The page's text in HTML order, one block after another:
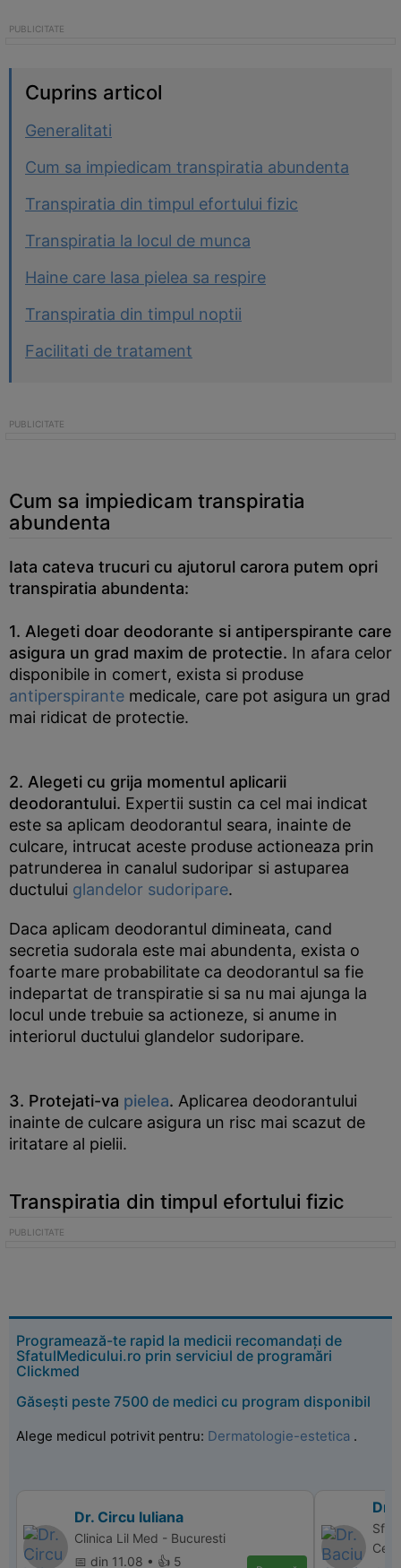
Cuprins articol
Generalitati
Cum sa impiedicam transpiratia abundenta
Transpiratia din timpul efortului fizic
Transpiratia la locul de munca
Haine care lasa pielea sa respire
Transpiratia din timpul noptii
Facilitati de tratament
Cum sa impiedicam transpiratia
abundenta
Iata cateva trucuri cu ajutorul carora putem opri
transpiratia abundenta:
1. Alegeti doar deodorante si antiperspirante care
asigura un grad maxim de protectie. In afara celor
disponibile in comert, exista si produse
antiperspirante medicale, care pot asigura un grad
mai ridicat de protectie.
2. Alegeti cu grija momentul aplicarii
deodorantului. Expertii sustin ca cel mai indicat
este sa aplicam deodorantul seara, inainte de
culcare, intrucat aceste produse actioneaza prin
patrunderea in canalul sudoripar si astuparea
ductului glandelor sudoripare.
Daca aplicam deodorantul dimineata, cand
secretia sudorala este mai abundenta, exista o
foarte mare probabilitate ca deodorantul sa fie
indepartat de transpiratie si sa nu mai ajunga la
locul unde trebuie sa actioneze, si anume in
interiorul ductului glandelor sudoripare.
3. Protejati-va pielea. Aplicarea deodorantului
inainte de culcare asigura un risc mai scazut de
iritatare al pielii.
Transpiratia din timpul efortului fizic
Programează-te rapid la medicii recomandați de
SfatulMedicului.ro prin serviciul de programări
Clickmed
Găsești peste 7500 de medici cu program disponibil
Alege medicul potrivit pentru: Dermatologie-estetica .
Dr. Circu Iuliana
Clinica Lil Med - Bucuresti
📅 din 11.08 • 👍 5
Dr.